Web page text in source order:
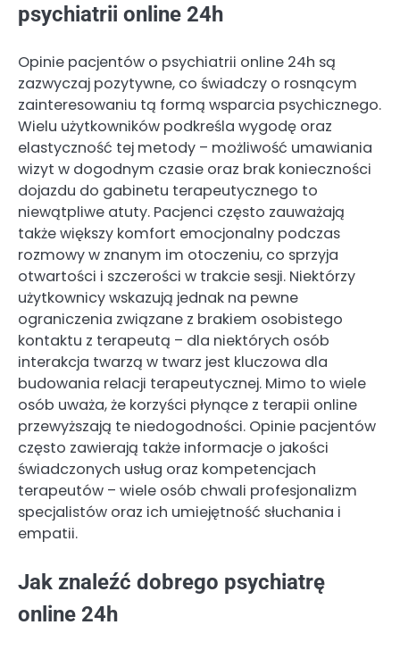
psychiatrii online 24h
Opinie pacjentów o psychiatrii online 24h są
zazwyczaj pozytywne, co świadczy o rosnącym
zainteresowaniu tą formą wsparcia psychicznego.
Wielu użytkowników podkreśla wygodę oraz
elastyczność tej metody – możliwość umawiania
wizyt w dogodnym czasie oraz brak konieczności
dojazdu do gabinetu terapeutycznego to
niewątpliwe atuty. Pacjenci często zauważają
także większy komfort emocjonalny podczas
rozmowy w znanym im otoczeniu, co sprzyja
otwartości i szczerości w trakcie sesji. Niektórzy
użytkownicy wskazują jednak na pewne
ograniczenia związane z brakiem osobistego
kontaktu z terapeutą – dla niektórych osób
interakcja twarzą w twarz jest kluczowa dla
budowania relacji terapeutycznej. Mimo to wiele
osób uważa, że korzyści płynące z terapii online
przewyższają te niedogodności. Opinie pacjentów
często zawierają także informacje o jakości
świadczonych usług oraz kompetencjach
terapeutów – wiele osób chwali profesjonalizm
specjalistów oraz ich umiejętność słuchania i
empatii.
Jak znaleźć dobrego psychiatrę
online 24h